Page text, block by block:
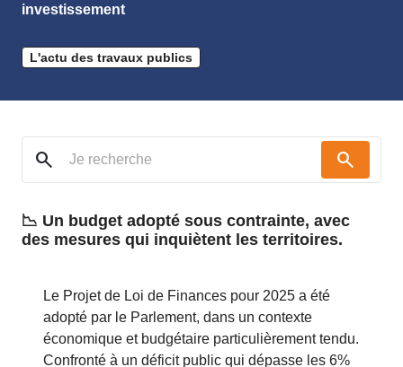
investissement
L'actu des travaux publics
search search
📉 Un budget adopté sous contrainte, avec
des mesures qui inquiètent les territoires.
Le Projet de Loi de Finances pour 2025 a été
adopté par le Parlement, dans un contexte
économique et budgétaire particulièrement tendu.
Confronté à un déficit public qui dépasse les 6%